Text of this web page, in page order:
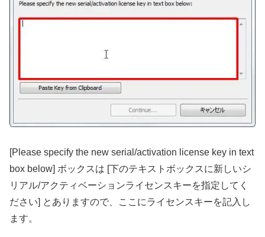
[Please specify the new serial/activation license key in text
box below] ボックスは [下のテキストボックスに新しいシ
リアル/アクティベーションライセンスキーを指定してく
ださい] とありますので、ここにライセンスキーを記入し
ます。